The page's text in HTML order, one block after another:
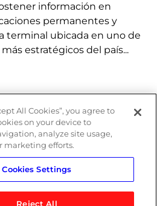
información en
permanentes y
terminal ubicada en uno de
estratégicos del país...
All Cookies”, you agree to
on your device to
analyze site usage,
marketing efforts.
Cookies Settings
Reject All